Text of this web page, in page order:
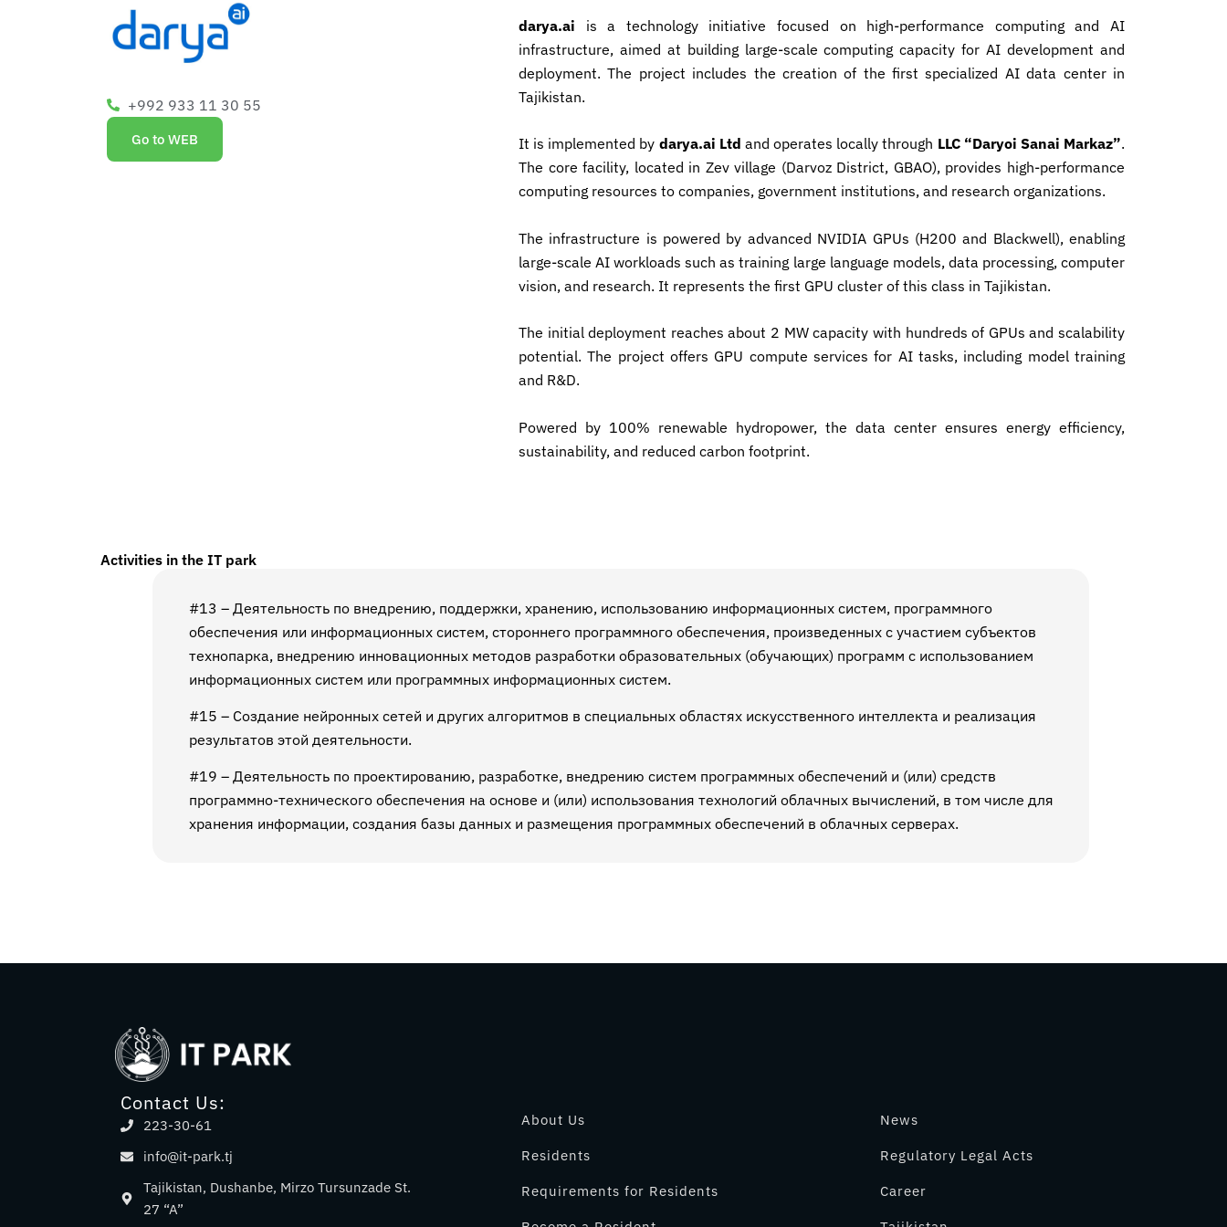
+992 933 11 30 55
Go to WEB
darya.ai is a technology initiative focused on high-performance computing and AI
infrastructure, aimed at building large-scale computing capacity for AI development and
deployment. The project includes the creation of the first specialized AI data center in
Tajikistan.
It is implemented by darya.ai Ltd and operates locally through LLC “Daryoi Sanai Markaz”.
The core facility, located in Zev village (Darvoz District, GBAO), provides high-performance
computing resources to companies, government institutions, and research organizations.
The infrastructure is powered by advanced NVIDIA GPUs (H200 and Blackwell), enabling
large-scale AI workloads such as training large language models, data processing, computer
vision, and research. It represents the first GPU cluster of this class in Tajikistan.
The initial deployment reaches about 2 MW capacity with hundreds of GPUs and scalability
potential. The project offers GPU compute services for AI tasks, including model training
and R&D.
Powered by 100% renewable hydropower, the data center ensures energy efficiency,
sustainability, and reduced carbon footprint.
Activities in the IT park
#13 – Деятельность по внедрению, поддержки, хранению, использованию информационных систем, программного
обеспечения или информационных систем, стороннего программного обеспечения, произведенных с участием субъектов
технопарка, внедрению инновационных методов разработки образовательных (обучающих) программ с использованием
информационных систем или программных информационных систем.
#15 – Создание нейронных сетей и других алгоритмов в специальных областях искусственного интеллекта и реализация
результатов этой деятельности.
#19 – Деятельность по проектированию, разработке, внедрению систем программных обеспечений и (или) средств
программно-технического обеспечения на основе и (или) использования технологий облачных вычислений, в том числе для
хранения информации, создания базы данных и размещения программных обеспечений в облачных серверах.
Contact Us:
223-30-61
info@it-park.tj
Tajikistan, Dushanbe, Mirzo Tursunzade St.
27 “A”
About Us
Residents
Requirements for Residents
News
Regulatory Legal Acts
Career